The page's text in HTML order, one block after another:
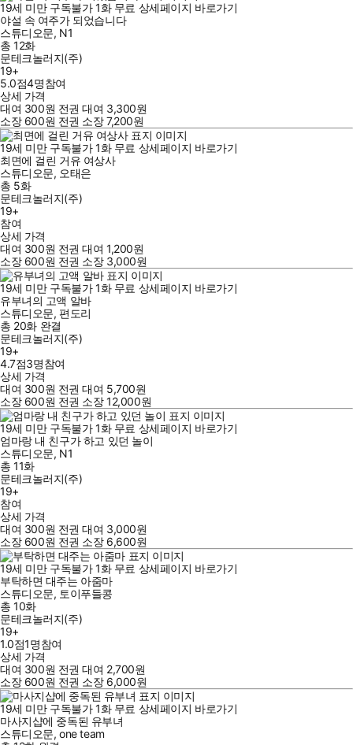
19세 미만 구독불가 1화 무료 상세페이지 바로가기
야설 속 여주가 되었습니다
스튜디오문, N1
총 12화
문테크놀러지(주)
19+
5.0점4명참여
상세 가격
대여 300원 전권 대여 3,300원
소장 600원 전권 소장7,200원
19세 미만 구독불가 1화 무료 상세페이지 바로가기
최면에 걸린 거유 여상사
스튜디오문, 오태은
총 5화
문테크놀러지(주)
19+
참여
상세 가격
대여 300원 전권 대여1,200원
소장 600원 전권 소장 3,000원
19세 미만 구독불가 1화 무료 상세페이지 바로가기
유부녀의 고액 알바
스튜디오문,편도리
총 20화 완결
문테크놀러지(주)
19+
4.7점3명참여
상세 가격
대여 300원 전권 대여 5,700원
소장 600원 전권 소장12,000원
19세 미만 구독불가 1화 무료 상세페이지 바로가기
엄마랑 내 친구가 하고 있던 놀이
스튜디오문, N1
총 11화
문테크놀러지(주)
19+
참여
상세 가격
대여 300원 전권 대여 3,000원
소장 600원 전권 소장 6,600원
19세 미만 구독불가 1화 무료 상세페이지 바로가기
부탁하면 대주는 아줌마
스튜디오문, 토이푸들콩
총 10화
문테크놀러지(주)
19+
1.0점1명참여
상세 가격
대여 300원 전권 대여 2,700원
소장 600원 전권 소장 6,000원
19세 미만 구독불가 1화 무료 상세페이지 바로가기
마사지샵에 중독된 유부녀
스튜디오문,one team